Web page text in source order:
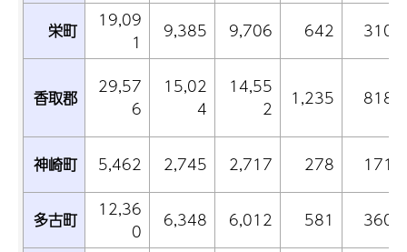
栄町
19,09
1
9,385 9,706 642 310
香取郡
29,57
6
15,02
4
14,55
2
1,235 818
神崎町 5,462 2,745 2,717 278 171
多古町
12,36
0
6,348 6,012 581 360